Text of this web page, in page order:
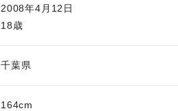
2008年4月12日
18歳
千葉県
164cm